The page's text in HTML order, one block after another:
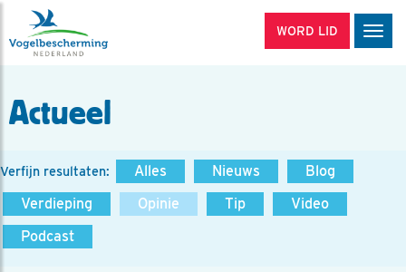
WORD LID
Actueel
Verfijn resultaten: Alles Nieuws
Blog
Verdieping
Opinie Tip
Video
Podcast